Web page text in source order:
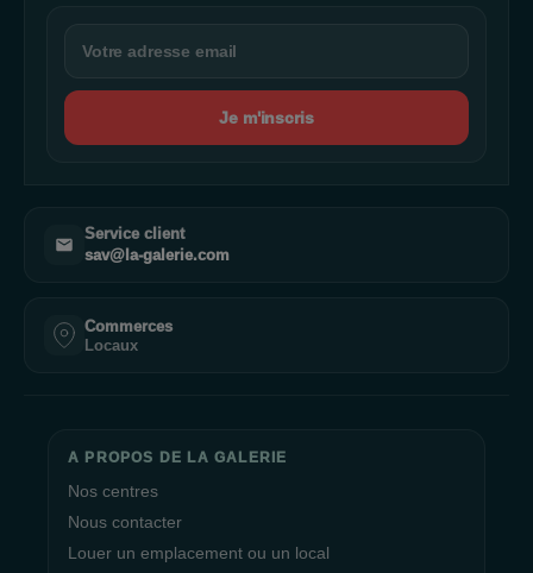
Je m'inscris
Service client
sav@la-galerie.com
Commerces
Locaux
A PROPOS DE LA GALERIE
Nos centres
Nous contacter
Louer un emplacement ou un local